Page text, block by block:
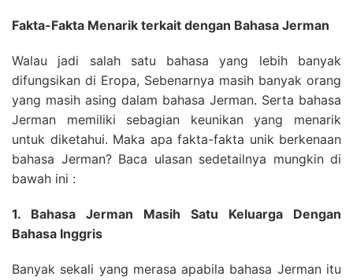
Fakta-Fakta Menarik terkait dengan Bahasa Jerman
Walau jadi salah satu bahasa yang lebih banyak
difungsikan di Eropa, Sebenarnya masih banyak orang
yang masih asing dalam bahasa Jerman. Serta bahasa
Jerman memiliki sebagian keunikan yang menarik
untuk diketahui. Maka apa fakta-fakta unik berkenaan
bahasa Jerman? Baca ulasan sedetailnya mungkin di
bawah ini :
1. Bahasa Jerman Masih Satu Keluarga Dengan
Bahasa Inggris
Banyak sekali yang merasa apabila bahasa Jerman itu